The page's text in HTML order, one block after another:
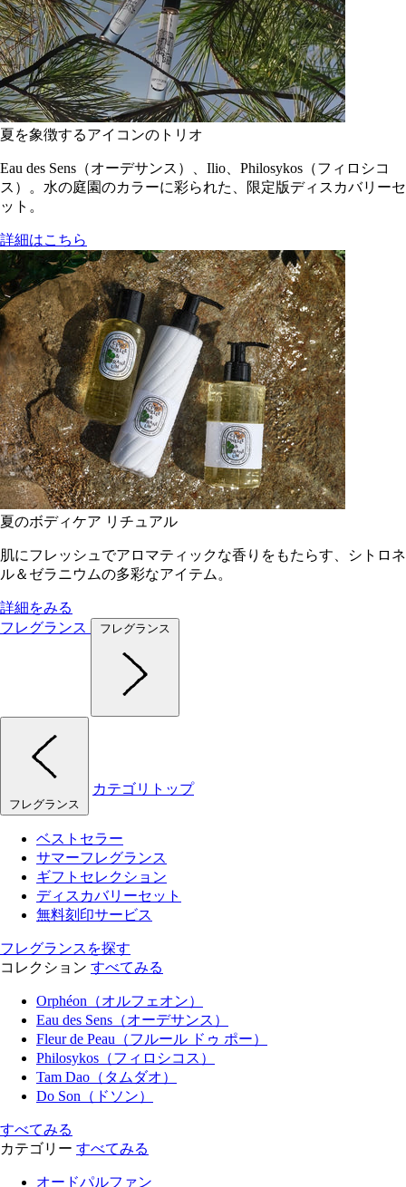
夏を象徴するアイコンのトリオ
Eau des Sens（オーデサンス）、Ilio、Philosykos（フィロシコ
ス）。水の庭園のカラーに彩られた、限定版ディスカバリーセ
ット。
詳細はこちら
夏のボディケア リチュアル
肌にフレッシュでアロマティックな香りをもたらす、シトロネ
ル＆ゼラニウムの多彩なアイテム。
詳細をみる
フレグランス
フレグランス
フレグランス
カテゴリトップ
ベストセラー
サマーフレグランス
ギフトセレクション
ディスカバリーセット
無料刻印サービス
フレグランスを探す
コレクション すべてみる
Orphéon（オルフェオン）
Eau des Sens（オーデサンス）
Fleur de Peau（フルール ドゥ ポー）
Philosykos（フィロシコス）
Tam Dao（タムダオ）
Do Son（ドソン）
すべてみる
カテゴリー すべてみる
オードパルファン